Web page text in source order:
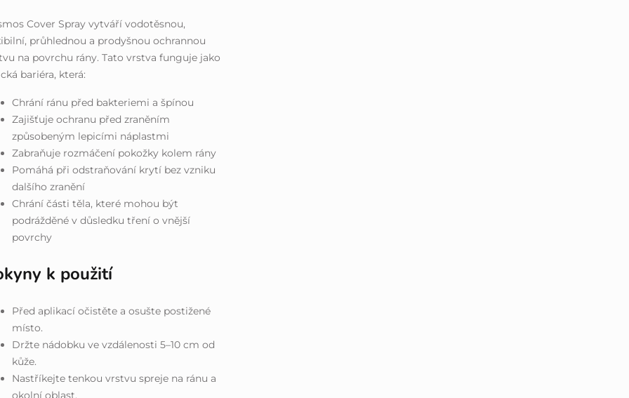
Cover Spray vytváří vodotěsnou,
průhlednou a prodyšnou ochrannou
na povrchu rány. Tato vrstva funguje jako
bariéra, která:
Chrání ránu před bakteriemi a špínou
Zajišťuje ochranu před zraněním
způsobeným lepicími náplastmi
Zabraňuje rozmáčení pokožky kolem rány
Pomáhá při odstraňování krytí bez vzniku
dalšího zranění
Chrání části těla, které mohou být
podrážděné v důsledku tření o vnější
povrchy
k použití
Před aplikací očistěte a osušte postižené
místo.
Držte nádobku ve vzdálenosti 5–10 cm od
kůže.
Nastříkejte tenkou vrstvu spreje na ránu a
okolní oblast.